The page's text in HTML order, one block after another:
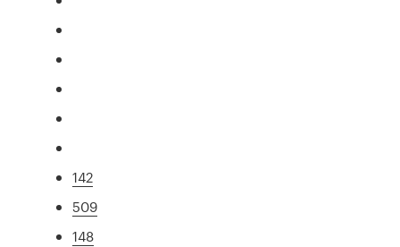
142
509
148